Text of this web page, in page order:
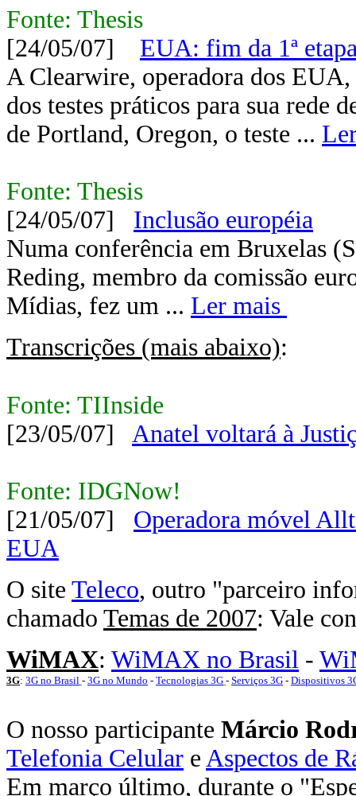
Fonte: Thesis
[24/05/07] EUA: fim da 1ª
A Clearwire, operadora dos
dos testes práticos para sua
de Portland, Oregon, o teste ...
Fonte: Thesis
[24/05/07] Inclusão européia
Numa conferência em Bruxelas
Reding, membro da comissão
Mídias, fez um ... Ler mais
Transcrições (mais abaixo):
Fonte: TIInside
[23/05/07] Anatel voltará à
Fonte: IDGNow!
[21/05/07] Operadora móvel
EUA
O site Teleco, outro "parceiro
chamado Temas de 2007: Vale
WiMAX: WiMAX no Brasil -
3G: 3G no Brasil - 3G no Mundo - Tecnologias 3G - Serviços 3G - Dispositivos
O nosso participante Márcio
Telefonia Celular e Aspectos de
Em março último, durante o